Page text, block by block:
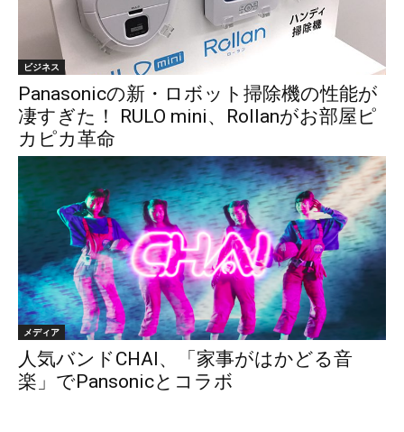
ビジネス
Panasonicの新・ロボット掃除機の性能が
凄すぎた！ RULO mini、Rollanがお部屋ピ
カピカ革命
メディア
人気バンドCHAI、「家事がはかどる音
楽」でPansonicとコラボ